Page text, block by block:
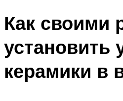
Как своими
установить
керамики в